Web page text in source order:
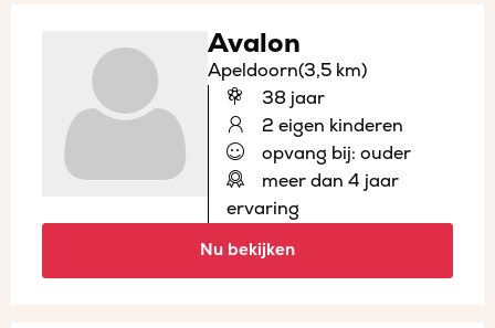
Avalon
Apeldoorn(3,5 km)
38 jaar
2 eigen kinderen
opvang bij: ouder
meer dan 4 jaar
ervaring
Nu bekijken